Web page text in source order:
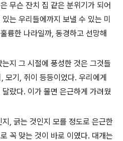
무슨 잔치 집 같은 분위기가 되어
는 우리들에까지 보낼 수 있는 미
륭한 나라일까, 동경하고 선망해
지 그 시절에 풍성한 것은 그것들
모기, 쥐이 등등이었다. 우리에게
랐다. 이가 물면 은근하게 가려웠
, 긁는 것인지 모를 정도로 은근한
꼭 맞는 것이 바로 이였다. 대개는